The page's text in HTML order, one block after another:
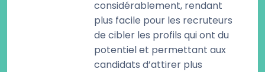
considérablement, rendant
plus facile pour les recruteurs
de cibler les profils qui ont du
potentiel et permettant aux
candidats d’attirer plus